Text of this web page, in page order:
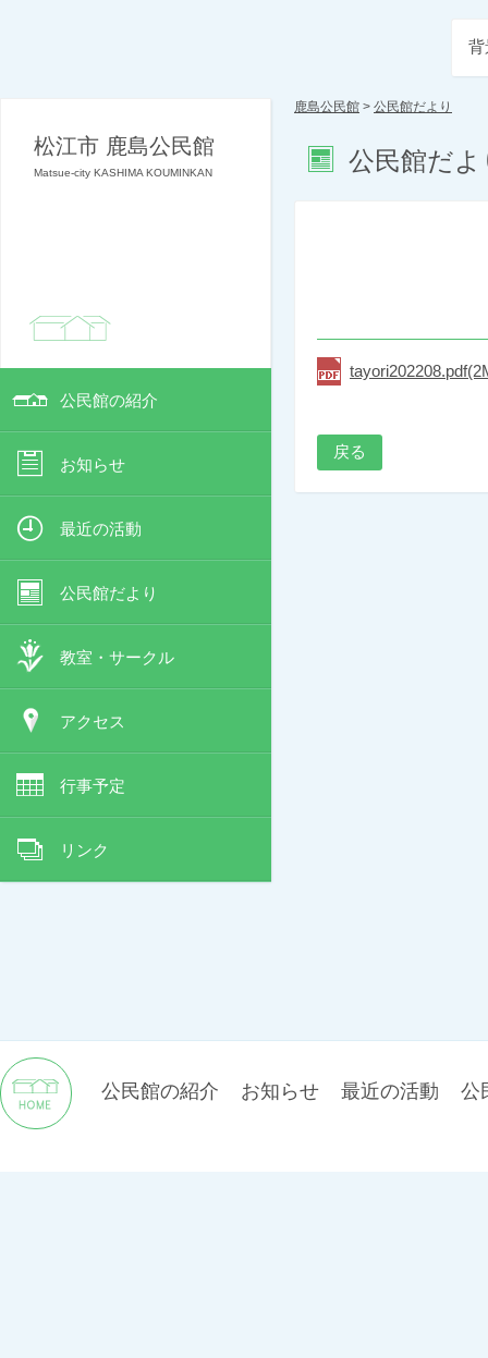
松江市 鹿島公民館
Matsue-city KASHIMA KOUMINKAN
公民館の紹介
お知らせ
最近の活動
公民館だより
教室・サークル
アクセス
行事予定
リンク
背
鹿島公民館 > 公民館だより
公民館だよ
戻る
公民館の紹介 お知らせ 最近の活動 公